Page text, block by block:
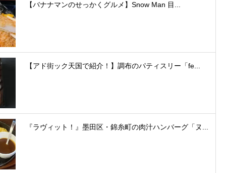
【バナナマンのせっかくグルメ】Snow Man 目...
【アド街ック天国で紹介！】調布のパティスリー「fe...
『ラヴィット！』墨田区・錦糸町の肉汁ハンバーグ「ヌ...